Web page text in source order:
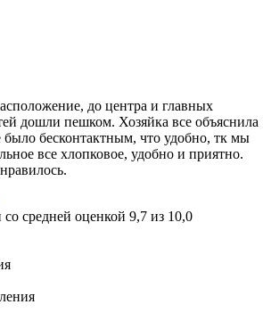
до центра и главных
дошли пешком. Хозяйка все объяснила
было бесконтактным, что удобно, тк мы
все хлопковое, удобно и приятно.
средней оценкой 9,7 из 10,0